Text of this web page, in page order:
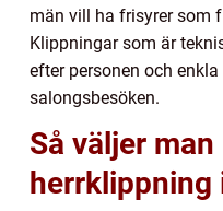
män vill ha frisyrer som
Klippningar som är
efter personen och
salongsbesöken.
Så väljer
herrklippning